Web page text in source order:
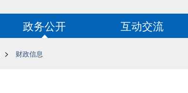
政务公开 互动交流
> 财政信息